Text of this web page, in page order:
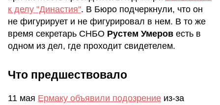
к делу "Династия". В Бюро подчеркнули, что он
не фигурирует и не фигурировал в нем. В то же
время секретарь СНБО Рустем Умеров есть в
одном из дел, где проходит свидетелем.
Что предшествовало
11 мая Ермаку объявили подозрение из-за